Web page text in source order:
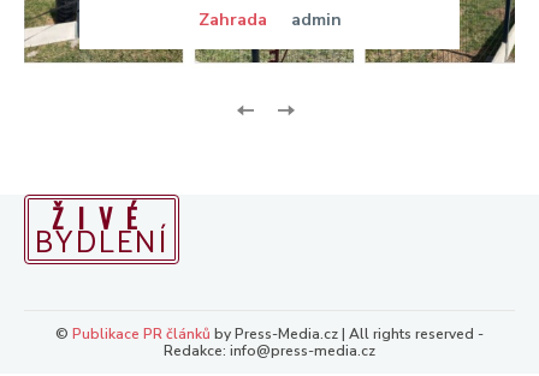
Zahrada admin
ŽIVÉ
BYDLENÍ
© Publikace PR článků by Press-Media.cz | All rights reserved -
Redakce: info@press-media.cz